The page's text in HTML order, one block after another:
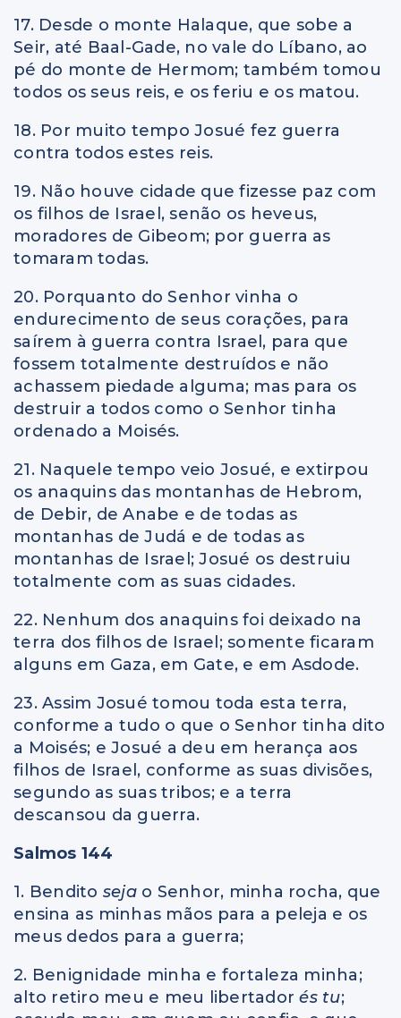
17. Desde o monte Halaque, que sobe a
Seir, até Baal-Gade, no vale do Líbano, ao
pé do monte de Hermom; também tomou
todos os seus reis, e os feriu e os matou.
18. Por muito tempo Josué fez guerra
contra todos estes reis.
19. Não houve cidade que fizesse paz com
os filhos de Israel, senão os heveus,
moradores de Gibeom; por guerra as
tomaram todas.
20. Porquanto do Senhor vinha o
endurecimento de seus corações, para
saírem à guerra contra Israel, para que
fossem totalmente destruídos e não
achassem piedade alguma; mas para os
destruir a todos como o Senhor tinha
ordenado a Moisés.
21. Naquele tempo veio Josué, e extirpou
os anaquins das montanhas de Hebrom,
de Debir, de Anabe e de todas as
montanhas de Judá e de todas as
montanhas de Israel; Josué os destruiu
totalmente com as suas cidades.
22. Nenhum dos anaquins foi deixado na
terra dos filhos de Israel; somente ficaram
alguns em Gaza, em Gate, e em Asdode.
23. Assim Josué tomou toda esta terra,
conforme a tudo o que o Senhor tinha dito
a Moisés; e Josué a deu em herança aos
filhos de Israel, conforme as suas divisões,
segundo as suas tribos; e a terra
descansou da guerra.
Salmos 144
1. Bendito seja o Senhor, minha rocha, que
ensina as minhas mãos para a peleja e os
meus dedos para a guerra;
2. Benignidade minha e fortaleza minha;
alto retiro meu e meu libertadorés tu;